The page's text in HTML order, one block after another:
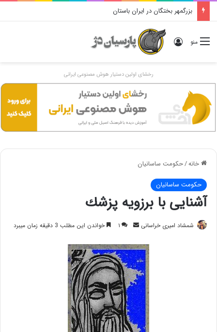
بزرگمهر بختگان در ایران باستان
منو ورود
رخشای اولین دستیار هوش مصنوعی ایرانی
خانه/حکومت ساسانیان
حکومت ساسانیان
آشنایی با برزویه پزشك
شمشاد امیری خراسانی
ارسال ۱ خواندن این مطلب 3 دقیقه زمان میبرد